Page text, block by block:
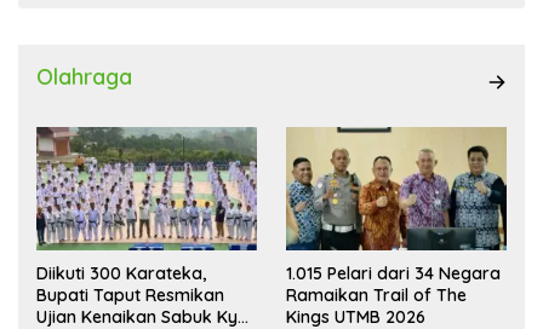
Olahraga
Diikuti 300 Karateka,
Bupati Taput Resmikan
Ujian Kenaikan Sabuk Kyu
1.015 Pelari dari 34 Negara
Ramaikan Trail of The
Kings UTMB 2026